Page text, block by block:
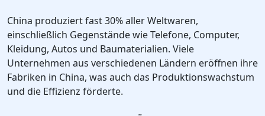
China produziert fast 30% aller Weltwaren,
einschließlich Gegenstände wie Telefone, Computer,
Kleidung, Autos und Baumaterialien. Viele
Unternehmen aus verschiedenen Ländern eröffnen ihre
Fabriken in China, was auch das Produktionswachstum
und die Effizienz förderte.